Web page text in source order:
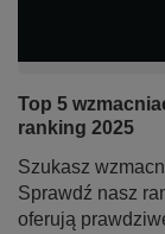
Top 5
ranking 2025
Szukasz
Sprawdź nasz
oferują